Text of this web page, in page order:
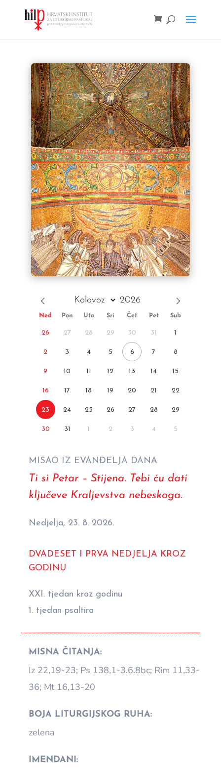
Ned Pon Uto Sri Čet Pet Sub
26 27 28 29 30 31 1
2 3 4 5 6 7 8
9 10 11 12 13 14 15
16 17 18 19 20 21 22
23 24 25 26 27 28 29
30 31 1 2 3 4 5
MISAO IZ EVANĐELJA DANA
Ti si Petar – Stijena. Tebi ću dati
ključeve Kraljevstva nebeskoga.
Nedjelja, 23. 8. 2026.
DVADESET I PRVA NEDJELJA KROZ
GODINU
XXI. tjedan kroz godinu
1. tjedan psaltira
MISNA ČITANJA:
Iz 22,19-23; Ps 138,1-3.6.8bc; Rim 11,33-
36; Mt 16,13-20
BOJA LITURGIJSKOG RUHA:
zelena
IMENDANI: